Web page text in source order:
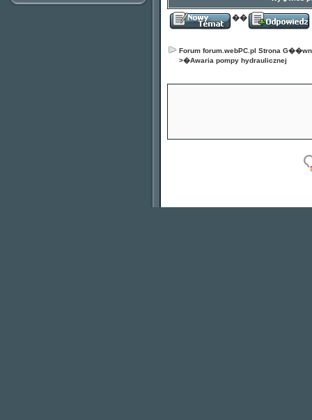
��
Forum forum.webPC.pl Strona
>�Awaria pompy hydraulicznej